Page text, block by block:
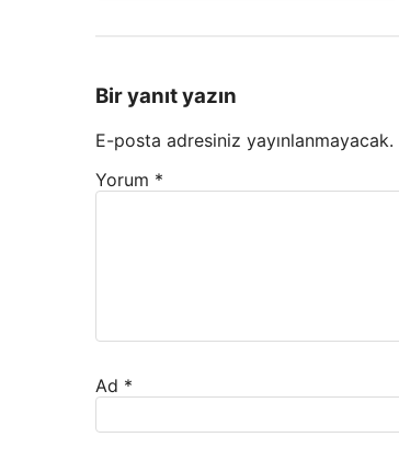
Bir yanıt yazın
E-posta adresiniz yayınlanmayacak.
Yorum *
Ad *